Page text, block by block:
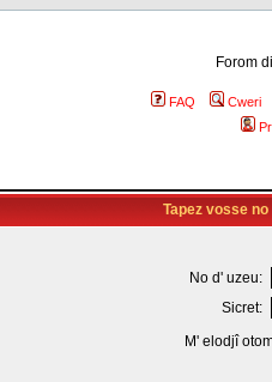
Forom
FAQ
Cweri
Tapez vosse
No d' uzeu:
Sicret:
M' elodjî